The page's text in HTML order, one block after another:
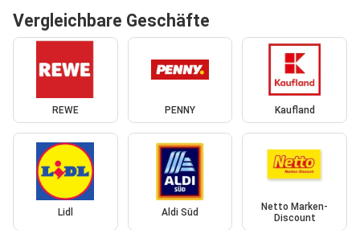
Vergleichbare Geschäfte
REWE PENNY Kaufland
Lidl Aldi Süd
Netto Marken-
Discount